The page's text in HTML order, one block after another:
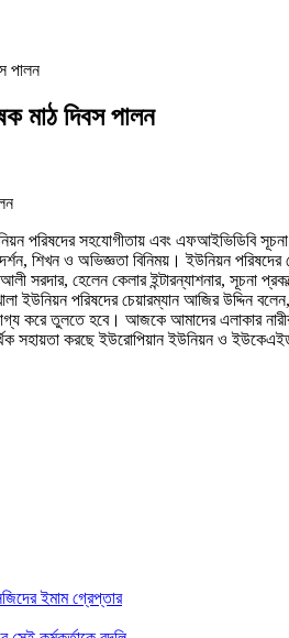
পালন
মাঠ দিবস পালন
পরিষদের সহযোগীতায় এবং এফআইভিডিবি
শিখন ও অভিজ্ঞতা বিনিময়। ইউনিয়ন
সরদার, হেলেন কেলার ইন্টারন্যাশনার, সূচনা
ইউনিয়ন পরিষদের চেয়ারম্যান আজির উদ্দিন
করে তুলতে হবে। আজকে আমাদের এলাকার
সহায়তা করছে ইউরোপিয়ান ইউনিয়ন ও
ইমাম গ্রেপ্তার